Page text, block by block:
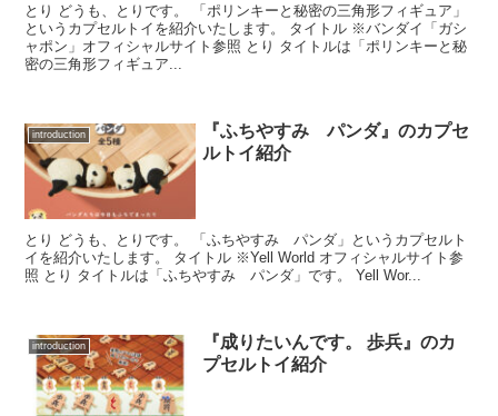
とり どうも、とりです。 「ポリンキーと秘密の三角形フィギュア」
というカプセルトイを紹介いたします。 タイトル ※バンダイ「ガシ
ャポン」オフィシャルサイト参照 とり タイトルは「ポリンキーと秘
密の三角形フィギュア...
introduction
『ふちやすみ パンダ』のカプセ
ルトイ紹介
とり どうも、とりです。 「ふちやすみ パンダ」というカプセルト
イを紹介いたします。 タイトル ※Yell World オフィシャルサイト参
照 とり タイトルは「ふちやすみ パンダ」です。 Yell Wor...
introduction
『成りたいんです。 歩兵』のカ
プセルトイ紹介